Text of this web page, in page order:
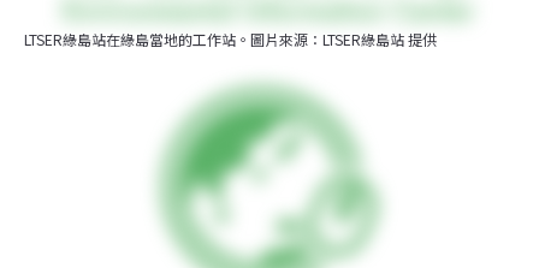
LTSER綠島站在綠島當地的工作站。圖片來源：LTSER綠島站 提供